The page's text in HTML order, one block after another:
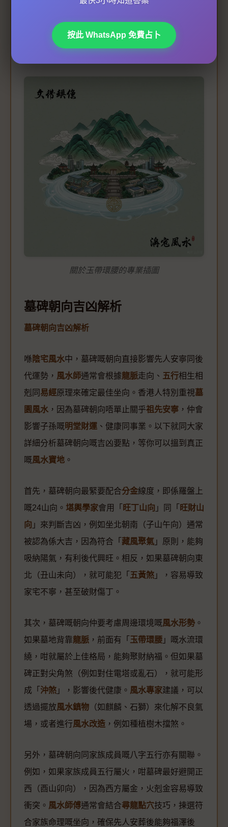
可能會受到影響。所以定期請
持。如果發現水流變濁或者乾涸，更係需要立即進
，以免影響祖先安寧同後代運勢。
關於玉帶環腰的專業插圖
墓碑朝向吉凶解析
墓碑朝向吉凶解析
喺 陰宅風水中，墓碑嘅朝向直接影響先人安寧同後
代運勢， 風水師通常會根據龍脈走向、 五行相生相
剋同 易經原理來確定最佳坐向。香港人特別重視墓
園風水 ，因為墓碑朝向唔單止關乎祖先安寧 ，仲會
影響子孫嘅 明堂財運 、健康同事業。以下就同大家
詳細分析墓碑朝向嘅吉凶要點，等你可以搵到真正
嘅風水寶地 。
首先，墓碑朝向最緊要配合分金線度，即係羅盤上
嘅24山向。 堪輿學家會用「 旺丁山向 」同「 旺財山
向 」來判斷吉凶，例如坐北朝南（子山午向）通常
被認為係大吉，因為符合「 藏風聚氣 」原則，能夠
吸納陽氣，有利後代興旺。相反，如果墓碑朝向東
北（丑山未向），就可能犯「 五黃煞 」，容易導致
家宅不寧，甚至破財傷丁。
其次，墓碑嘅朝向仲要考慮周邊環境嘅風水形勢 。
如果墓地背靠龍脈 ，前面有「 玉帶環腰 」嘅水流環
繞，咁就屬於上佳格局，能夠聚財納福。但如果墓
碑正對尖角煞（例如對住電塔或亂石），就可能形
成「 沖煞 」，影響後代健康。 風水專家建議，可以
透過擺放風水鎮物 （如麒麟、石獅）來化解不良氣
場，或者進行風水改造 ，例如種植樹木擋煞。
另外，墓碑朝向同家族成員嘅八字五行亦有關聯。
例如，如果家族成員五行屬火，咁墓碑最好避開正
西（酉山卯向），因為西方屬金，火剋金容易導致
衝突。 風水師傅通常會結合尋龍點穴技巧，揀選符
合家族命理嘅坐向，確保先人安葬後能夠福澤後
按此 WhatsApp 免費占卜